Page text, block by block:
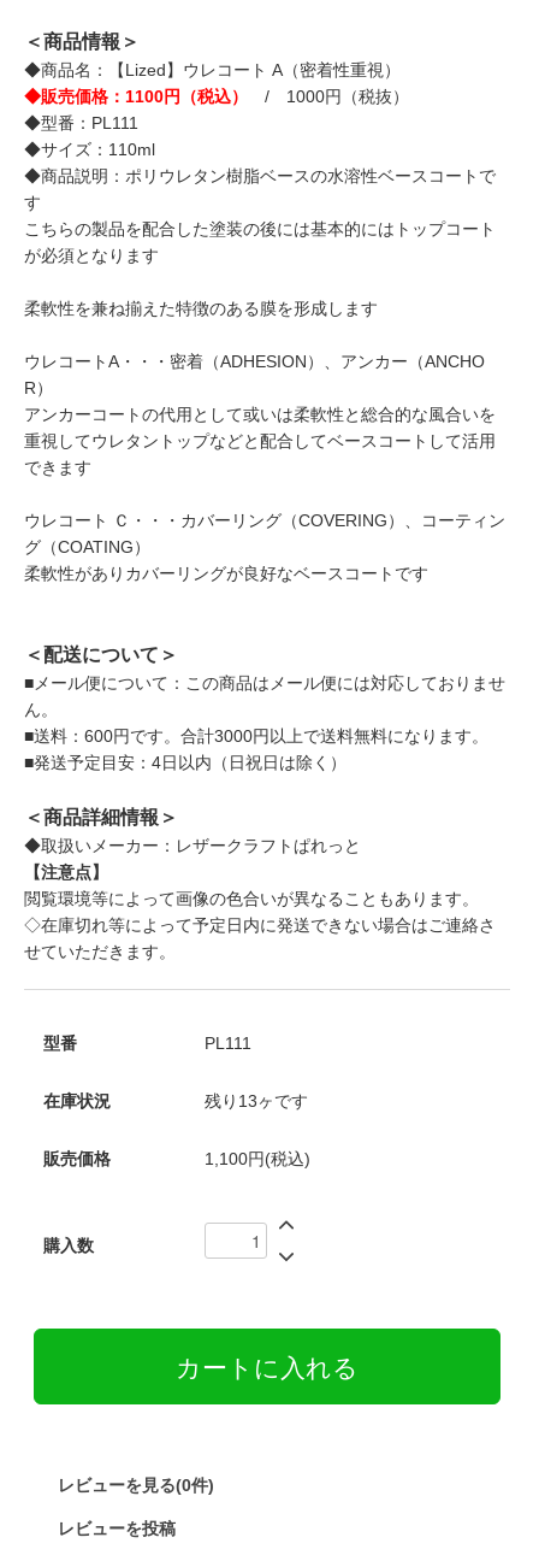
＜商品情報＞
◆商品名：【Lized】ウレコート A（密着性重視）
◆販売価格：1100円（税込）
/ 1000円（税抜）
◆型番：PL111
◆サイズ：110ml
◆商品説明：ポリウレタン樹脂ベースの水溶性ベースコートで
す
こちらの製品を配合した塗装の後には基本的にはトップコート
が必須となります
柔軟性を兼ね揃えた特徴のある膜を形成します
ウレコートA・・・密着（ADHESION）、アンカー（ANCHO
R）
アンカーコートの代用として或いは柔軟性と総合的な風合いを
重視してウレタントップなどと配合してベースコートして活用
できます
ウレコート Ｃ・・・カバーリング（COVERING）、コーティン
グ（COATING）
柔軟性がありカバーリングが良好なベースコートです
＜配送について＞
■メール便について：この商品はメール便には対応しておりませ
ん。
■送料：600円です。合計3000円以上で送料無料になります。
■発送予定目安：4日以内（日祝日は除く）
＜商品詳細情報＞
◆取扱いメーカー：レザークラフトぱれっと
【注意点】
閲覧環境等によって画像の色合いが異なることもあります。
◇在庫切れ等によって予定日内に発送できない場合はご連絡さ
せていただきます。
型番 PL111
在庫状況 残り13ヶです
販売価格 1,100円(税込)
購入数
レビューを見る(0件)
レビューを投稿